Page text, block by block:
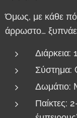
Όμως, με κάθε
άρρωστο…
Δωμάτιο:
Παίκτες: